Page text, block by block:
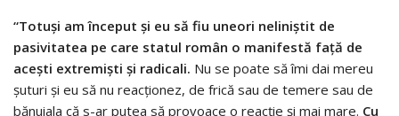
“Totuşi am început şi eu să fiu uneori neliniştit de
pasivitatea pe care statul român o manifestă faţă de
aceşti extremişti şi radicali. Nu se poate să îmi dai mereu
şuturi şi eu să nu reacţionez, de frică sau de temere sau de
bănuiala că s-ar putea să provoace o reacţie şi mai mare. Cu